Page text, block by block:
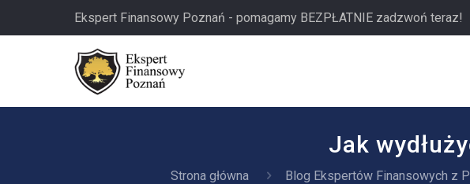
Ekspert Finansowy Poznań - pomagamy BEZPŁATNIE zadzwoń teraz!
Jak
Strona główna Blog Ekspertów Finansowych z